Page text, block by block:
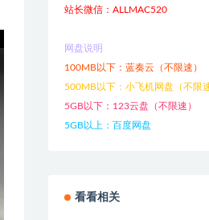
站长微信：ALLMAC520
网盘说明
100MB以下：蓝奏云（不限速）
500MB以下：小飞机网盘（不限速
5GB以下：123云盘（不限速）
5GB以上：百度网盘
看看相关